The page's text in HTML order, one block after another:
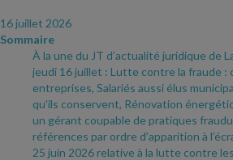
16 juillet 2026
Sommaire
À la une du JT d’actualité juridique de
jeudi 16 juillet : Lutte contre la fraude :
entreprises, Salariés aussi élus
qu'ils conservent, Rénovation
un gérant coupable de pratiques
références par ordre d’apparition à
25 juin 2026 relative à la lutte contre